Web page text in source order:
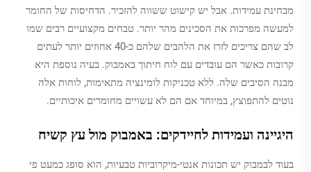
מבחינת עמידות. אבל יש קישוט ששווה להזכיר. הדחיסות של החומר
למעשה מפרכות את הסכינים מהר יותר. טבחים מקצועיים רבים שמו
לב שהם צריכים לזרז את הלהבים שלהם כ-40 אחוזים יותר לעתים
קרובות כאשר הם עובדים עם לוח חיתוך באמבוק. בעיה נוספת היא
מבנה הסיבים שלה. ללא טכניקות לומינציה מתאימות, לוחות אלה
נוטים להתפוצץ, במיוחד אם הם לא עשויים מחומרים איכותיים.
היגיינה ועמידות לחיידקים: באמבוק מול עץ קשיח
בעוד לבמבוק יש תכונות אנטי-מיקרוביות טבעיות, הוא סופג כמעט פי